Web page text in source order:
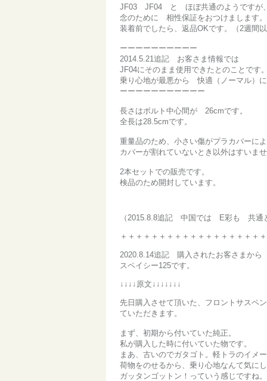
JF03 JF04 と ほぼ共通のようですが
念のために 相性保証をおつけまします。
装着前でしたら、返品OKです。（2週間
ーーーーーーーーーー
2014.5.21追記 お客さま情報では
JF04にそのまま使用できたとのことです
乗り心地が最悪から 快適（ノーマル）
ーーーーーーーーーーー
長さはボルト中心間が 26cmです。
全長は28.5cmです。
重量品のため、小さい傷がプラカバーに
カバーが割れていないとき以外はすいま
2本セットでの販売です。
検品のため開封しています。
（2015.8.8追記 中国では E彩も 共通
＋＋＋＋＋＋＋＋＋＋＋＋＋＋＋＋＋＋
2020.8.14追記 購入されたお客さまから
スペイシー125です。
↓↓↓↓原文↓↓↓↓↓↓↓
先日購入させて頂いた、フロントサスペ
ていただきます。
まず、初期から付いていた純正。
私が購入した時に付いていた物です。
まあ、古いのでガタゴト。軽トラのイメ
荷物をのせるから、乗り心地なんて気に
ガッタンゴットン！っていう感じですね。